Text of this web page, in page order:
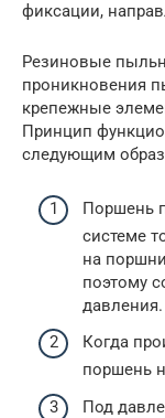
фиксации,
Резиновые
проникновения
крепежные
Принцип
следующим
Поршень
системе
на
поэтому
давления.
Когда
поршень
Под